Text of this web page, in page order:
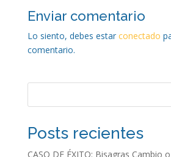
Enviar comentario
Lo siento, debes estar conectado
comentario.
Posts recientes
CASO DE ÉXITO: Bisagras Cambio